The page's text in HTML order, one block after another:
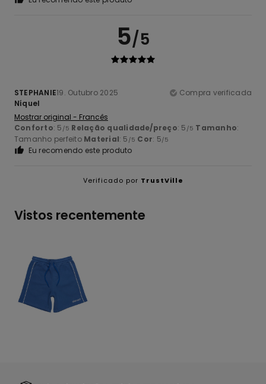
5/5
STEPHANIE19. Outubro 2025
Compra verificada
Níquel
Mostrar original - Francês
Conforto: 5 /5 Relação qualidade/preço: 5 /5 Tamanho:
Tamanho perfeito Material: 5 /5 Cor: 5/5
Eu recomendo este produto
Verificado por TrustVille
Vistos recentemente